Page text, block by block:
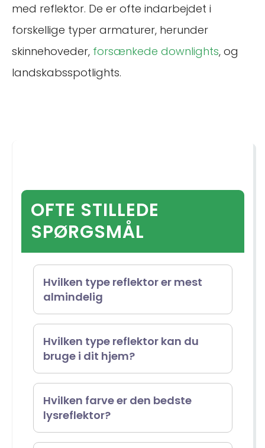
med reflektor. De er ofte indarbejdet i
forskellige typer armaturer, herunder
skinnehoveder, forsænkede downlights, og
landskabsspotlights.
OFTE STILLEDE
SPØRGSMÅL
Hvilken type reflektor er mest
almindelig
Cirkulære reflektorer er den
mest almindeligt anvendte type
reflektor. De er især foretrukne til
portrætfotografering, da de
skaber smukke, runde
catchlights i motivets øjne.
Hvilken type reflektor kan du
bruge i dit hjem?
En række reflektorer kan bruges
derhjemme, herunder
lysreflektorer, der typisk er
Hvilken farve er den bedste
lysreflektor?